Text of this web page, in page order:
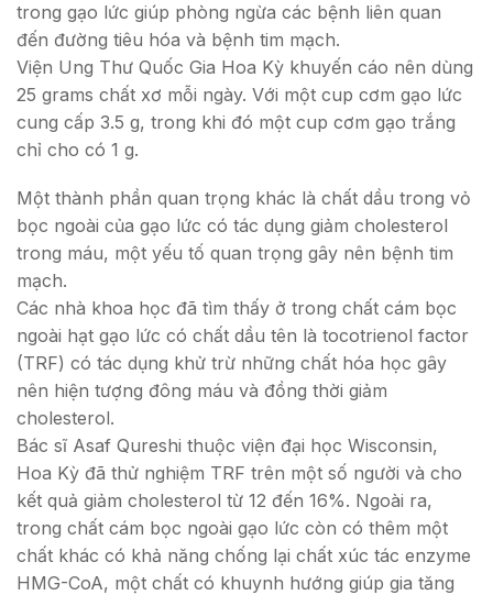
trong gạo lức giúp phòng ngừa các bệnh liên quan
đến đường tiêu hóa và bệnh tim mạch.
Viện Ung Thư Quốc Gia Hoa Kỳ khuyến cáo nên dùng
25 grams chất xơ mỗi ngày. Với một cup cơm gạo lức
cung cấp 3.5 g, trong khi đó một cup cơm gạo trắng
chỉ cho có 1 g.
Một thành phần quan trọng khác là chất dầu trong vỏ
bọc ngoài của gạo lức có tác dụng giảm cholesterol
trong máu, một yếu tố quan trọng gây nên bệnh tim
mạch.
Các nhà khoa học đã tìm thấy ở trong chất cám bọc
ngoài hạt gạo lức có chất dầu tên là tocotrienol factor
(TRF) có tác dụng khử trừ những chất hóa học gây
nên hiện tượng đông máu và đồng thời giảm
cholesterol.
Bác sĩ Asaf Qureshi thuộc viện đại học Wisconsin,
Hoa Kỳ đã thử nghiệm TRF trên một số người và cho
kết quả giảm cholesterol từ 12 đến 16%. Ngoài ra,
trong chất cám bọc ngoài gạo lức còn có thêm một
chất khác có khả năng chống lại chất xúc tác enzyme
HMG-CoA, một chất có khuynh hướng giúp gia tăng